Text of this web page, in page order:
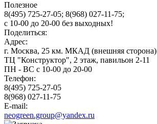
Полезное
8(495) 725-27-05; 8(968) 027-11-75;
с 10-00 до 20-00 без выходных!
Поделиться:
Адрес:
г. Москва, 25 км. МКАД (внешняя сторона)
ТЦ "Конструктор", 2 этаж, павильон 2-11
ПН - ВС с 10-00 до 20-00
Телефон:
8(495) 725-27-05
8(968) 027-11-75
E-mail:
neogreen.group@yandex.ru